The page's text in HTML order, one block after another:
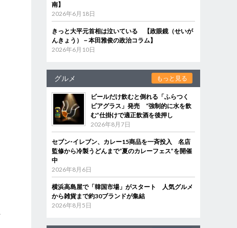
南】
2026年6月18日
きっと大平元首相は泣いている 【政眼鏡（せいが
んきょう）－本田雅俊の政治コラム】
2026年6月10日
グルメ もっと見る
ビールだけ飲むと倒れる「ふらつく
ビアグラス」発売 “強制的に水を飲
む”仕掛けで適正飲酒を後押し
2026年8月7日
セブン‐イレブン、カレー15商品を一斉投入 名店
監修から冷製うどんまで“夏のカレーフェス”を開催
中
2026年8月6日
横浜高島屋で「韓国市場」がスタート 人気グルメ
から雑貨まで約30ブランドが集結
2026年8月5日